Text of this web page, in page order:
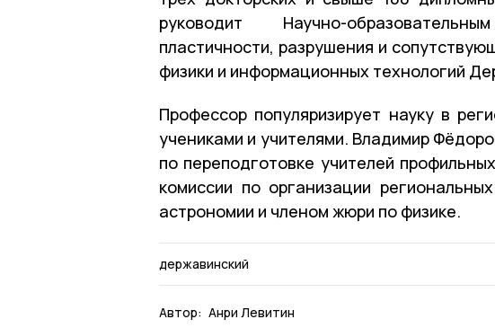
руководит Научно-
пластичности, разрушения и
физики и информационных технологий
Профессор популяризирует науку в
учениками и учителями. Владимир
по переподготовке учителей
комиссии по организации
астрономии и членом жюри по физике.
державинский
Автор: Анри Левитин